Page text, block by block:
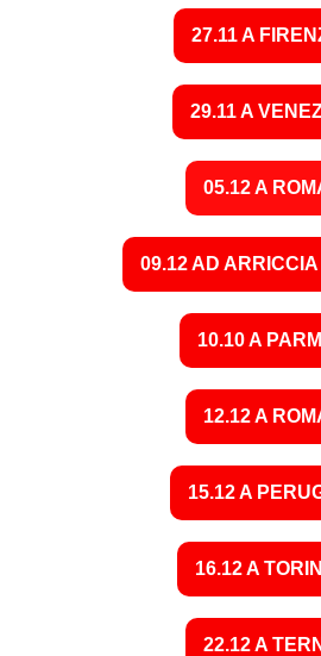
27.11 A
29.11 A
05.12 A
09.12 AD
10.10 A
12.12 A
15.12 A
16.12 A
22.12 A TERNI